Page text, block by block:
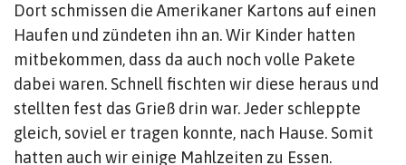
Dort schmissen die Amerikaner Kartons auf einen
Haufen und zündeten ihn an. Wir Kinder hatten
mitbekommen, dass da auch noch volle Pakete
dabei waren. Schnell fischten wir diese heraus und
stellten fest das Grieß drin war. Jeder schleppte
gleich, soviel er tragen konnte, nach Hause. Somit
hatten auch wir einige Mahlzeiten zu Essen.